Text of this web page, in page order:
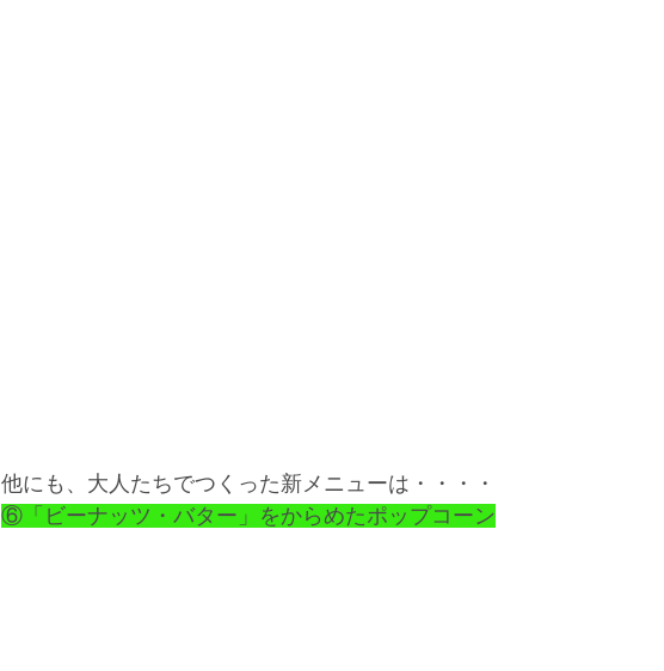
他にも、大人たちでつくった新メニューは・・・・
⑥「ビーナッツ・バター」をからめたポップコーン